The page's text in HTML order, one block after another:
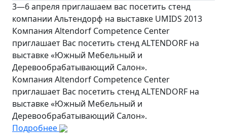
3—6 апреля приглашаем вас посетить стенд
компании Альтендорф на выставке UMIDS 2013
Компания Altendorf Competence Center
приглашает Вас посетить стенд ALTENDORF на
выставке «Южный Мебельный и
Деревообрабатывающий Салон».
Компания Altendorf Competence Center
приглашает Вас посетить стенд ALTENDORF на
выставке «Южный Мебельный и
Деревообрабатывающий Салон».
Подробнее